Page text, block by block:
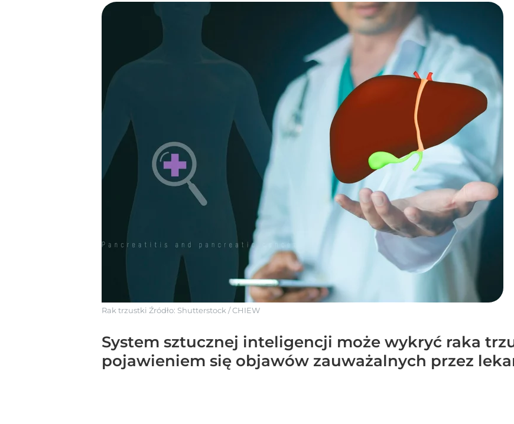
Rak trzustki Źródło: Shutterstock /CHIEW
System sztucznej inteligencji może wykryć raka
pojawieniem się objawów zauważalnych przez